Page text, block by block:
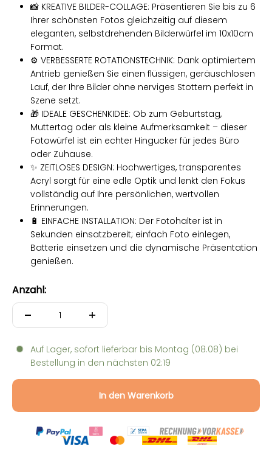
📸 KREATIVE BILDER-COLLAGE: Präsentieren Sie bis zu 6
Ihrer schönsten Fotos gleichzeitig auf diesem
eleganten, selbstdrehenden Bilderwürfel im 10x10cm
Format.
⚙️ VERBESSERTE ROTATIONSTECHNIK: Dank optimiertem
Antrieb genießen Sie einen flüssigen, geräuschlosen
Lauf, der Ihre Bilder ohne nerviges Stottern perfekt in
Szene setzt.
🎁 IDEALE GESCHENKIDEE: Ob zum Geburtstag,
Muttertag oder als kleine Aufmerksamkeit – dieser
Fotowürfel ist ein echter Hingucker für jedes Büro
oder Zuhause.
✨ ZEITLOSES DESIGN: Hochwertiges, transparentes
Acryl sorgt für eine edle Optik und lenkt den Fokus
vollständig auf Ihre persönlichen, wertvollen
Erinnerungen.
🔋 EINFACHE INSTALLATION: Der Fotohalter ist in
Sekunden einsatzbereit; einfach Foto einlegen,
Batterie einsetzen und die dynamische Präsentation
genießen.
Anzahl:
Auf Lager, sofort lieferbar bis Montag (08.08) bei
Bestellung in den nächsten 02:19
In den Warenkorb